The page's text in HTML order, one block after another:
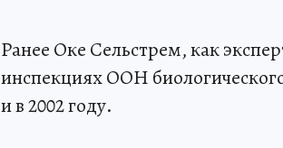
Ранее Оке Сельстрем, как
инспекциях ООН
и в 2002 году.